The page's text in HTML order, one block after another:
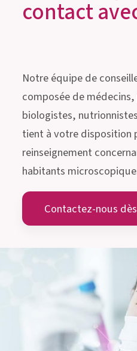
contact
Notre équipe de
composée de
biologistes,
tient à votre disposition
reinseignement
habitants
Contactez-nous